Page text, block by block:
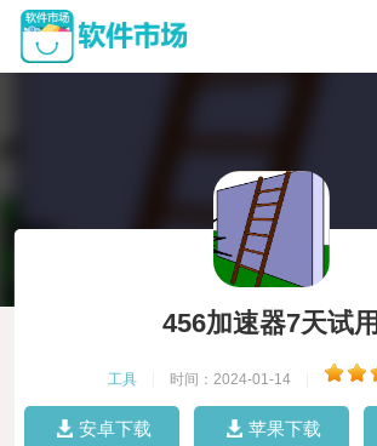
456加速器7天试用
工具 时间：2024-01-14
安卓下载 苹果下载